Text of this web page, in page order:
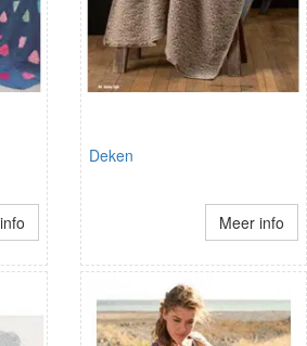
Deken
Meer info